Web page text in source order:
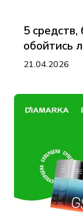
5
обойтись
21.04.2026